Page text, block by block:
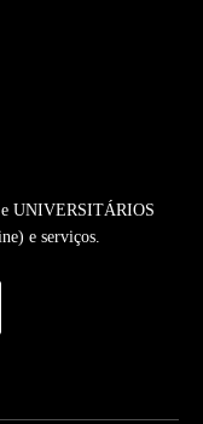
UNIVERSITÁRIOS
e serviços.